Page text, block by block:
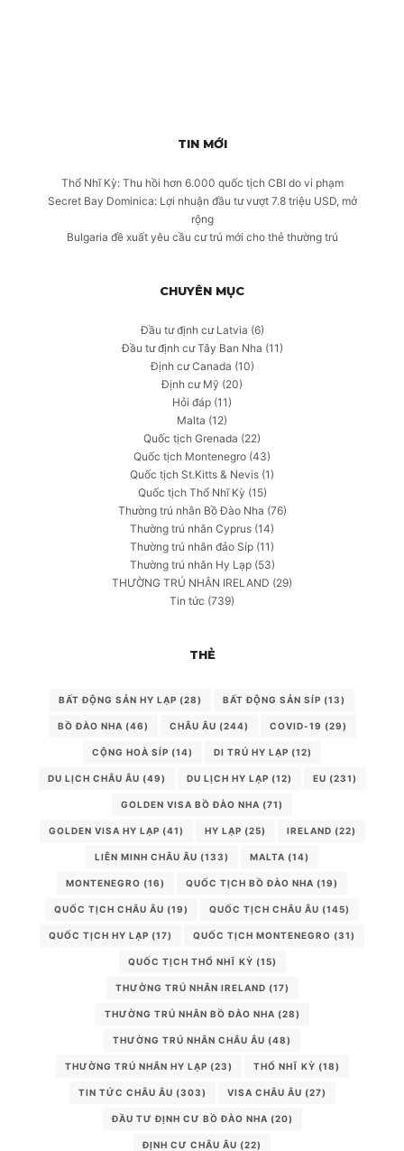
TIN MỚI
Thổ Nhĩ Kỳ: Thu hồi hơn 6.000 quốc tịch CBI do vi phạm
Secret Bay Dominica: Lợi nhuận đầu tư vượt 7.8 triệu USD, mở
rộng
Bulgaria đề xuất yêu cầu cư trú mới cho thẻ thường trú
CHUYÊN MỤC
Đầu tư định cư Latvia (6)
Đầu tư định cư Tây Ban Nha (11)
Định cư Canada (10)
Định cư Mỹ (20)
Hỏi đáp (11)
Malta (12)
Quốc tịch Grenada (22)
Quốc tịch Montenegro (43)
Quốc tịch St.Kitts & Nevis (1)
Quốc tịch Thổ Nhĩ Kỳ (15)
Thường trú nhân Bồ Đào Nha (76)
Thường trú nhân Cyprus (14)
Thường trú nhân đảo Síp (11)
Thường trú nhân Hy Lạp(53)
THƯỜNG TRÚ NHÂN IRELAND (29)
Tin tức (739)
THẺ
BẤT ĐỘNG SẢN HY LẠP (28) BẤT ĐỘNG SẢN SÍP (13)
BỒ ĐÀO NHA (46) CHÂU ÂU (244) COVID-19 (29)
CỘNG HOÀ SÍP (14) DI TRÚ HY LẠP (12)
DU LỊCH CHÂU ÂU (49) DU LỊCH HY LẠP (12) EU (231)
GOLDEN VISA BỒ ĐÀO NHA (71)
GOLDEN VISA HY LẠP (41) HY LẠP (25) IRELAND (22)
LIÊN MINH CHÂU ÂU (133) MALTA (14)
MONTENEGRO (16) QUỐC TỊCH BỒ ĐÀO NHA (19)
QUỐC TỊCH CHÂU ÂU (19) QUỐC TỊCH CHÂU ÂU (145)
QUỐC TỊCH HY LẠP (17) QUỐC TỊCH MONTENEGRO (31)
QUỐC TỊCH THỔ NHĨ KỲ (15)
THƯỜNG TRÚ NHÂN IRELAND (17)
THƯỜNG TRÚ NHÂN BỒ ĐÀO NHA (28)
THƯỜNG TRÚ NHÂN CHÂU ÂU (48)
THƯỜNG TRÚ NHÂN HY LẠP (23) THỔ NHĨ KỲ (18)
TIN TỨC CHÂU ÂU (303) VISA CHÂU ÂU (27)
ĐẦU TƯ ĐỊNH CƯ BỒ ĐÀO NHA (20)
ĐỊNH CƯ CHÂU ÂU (22)